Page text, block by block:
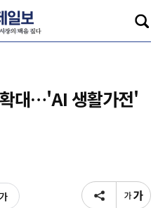
대…'AI 생활가전'